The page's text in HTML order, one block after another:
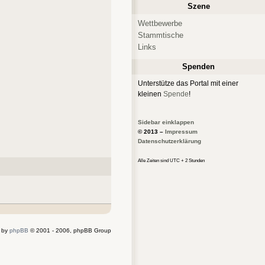
by phpBB © 2001 - 2006, phpBB Group
Szene
Wettbewerbe
Stammtische
Links
Spenden
Unterstütze das Portal mit einer
kleinen Spende!
Sidebar einklappen
© 2013 – Impressum
Datenschutzerklärung
Alle Zeiten sind UTC + 2 Stunden